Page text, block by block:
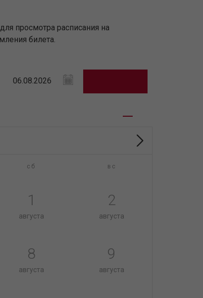
просмотра расписания на
билета.
сб вс
1
августа
2
августа
8
августа
9
августа